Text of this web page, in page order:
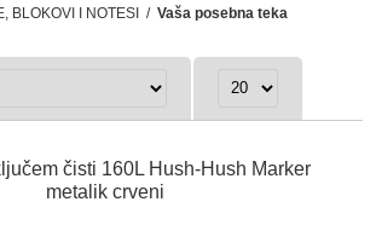
BLOKOVI I NOTESI / Vaša posebna teka
čisti 160L Hush-Hush Marker
metalik crveni